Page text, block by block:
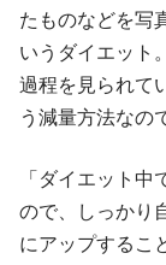
たものなどを写
いうダイエット
過程を見られて
う減量方法なの
「ダイエット
ので、しっかり
にアップするこ